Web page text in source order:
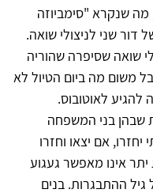
מה שנקרא "סימביוזה
דור שני לניצולי שואה.
שואה שסיפרה שהוריה
משום מה ביום הטיול לא
לאוטובוס.
שבהן בני המשפחה
אם יצאו וחזרו
אינו מאפשר געגוע
ההתבגרות. בנים